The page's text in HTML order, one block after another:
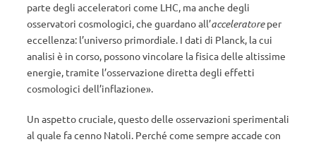
parte degli acceleratori come LHC, ma anche degli
osservatori cosmologici, che guardano all’acceleratoreper
eccellenza: l’universo primordiale. I dati di Planck, la cui
analisi è in corso, possono vincolare la fisica delle altissime
energie, tramite l’osservazione diretta degli effetti
cosmologici dell’inflazione».
Un aspetto cruciale, questo delle osservazioni sperimentali
al quale fa cenno Natoli. Perché come sempre accade con